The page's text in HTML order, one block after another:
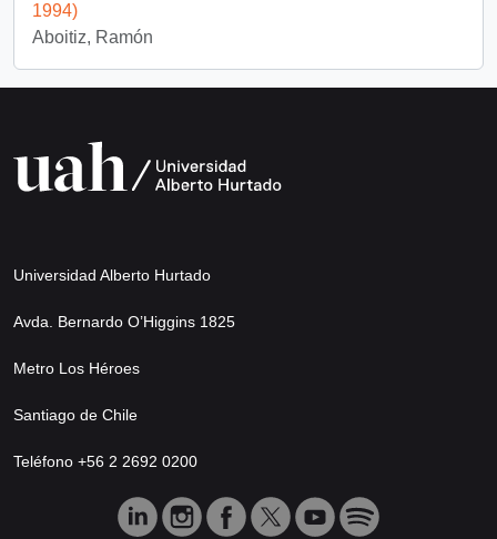
1994)
Aboitiz, Ramón
Universidad Alberto Hurtado
Avda. Bernardo O’Higgins 1825
Metro Los Héroes
Santiago de Chile
Teléfono +56 2 2692 0200